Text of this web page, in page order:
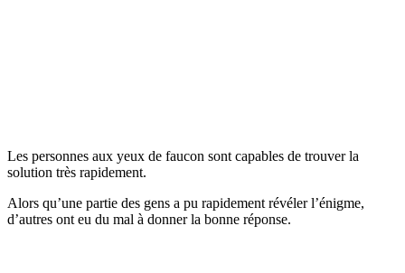
Les personnes aux yeux de faucon sont capables de trouver la
solution très rapidement.
Alors qu’une partie des gens a pu rapidement révéler l’énigme,
d’autres ont eu du mal à donner la bonne réponse.